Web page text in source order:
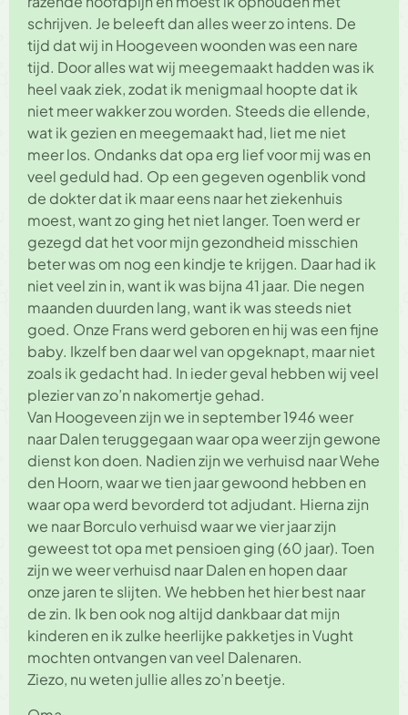
schrijven. Je beleeft dan alles weer zo intens. De
tijd dat wij in Hoogeveen woonden was een nare
tijd. Door alles wat wij meegemaakt hadden was ik
heel vaak ziek, zodat ik menigmaal hoopte dat ik
niet meer wakker zou worden. Steeds die ellende,
wat ik gezien en meegemaakt had, liet me niet
meer los. Ondanks dat opa erg lief voor mij was en
veel geduld had. Op een gegeven ogenblik vond
de dokter dat ik maar eens naar het ziekenhuis
moest, want zo ging het niet langer. Toen werd er
gezegd dat het voor mijn gezondheid misschien
beter was om nog een kindje te krijgen. Daar had ik
niet veel zin in, want ik was bijna 41 jaar. Die negen
maanden duurden lang, want ik was steeds niet
goed. Onze Frans werd geboren en hij was een fijne
baby. Ikzelf ben daar wel van opgeknapt, maar niet
zoals ik gedacht had. In ieder geval hebben wij veel
plezier van zo’n nakomertje gehad.
Van Hoogeveen zijn we in september 1946 weer
naar Dalen teruggegaan waar opa weer zijn gewone
dienst kon doen. Nadien zijn we verhuisd naar Wehe
den Hoorn, waar we tien jaar gewoond hebben en
waar opa werd bevorderd tot adjudant. Hierna zijn
we naar Borculo verhuisd waar we vier jaar zijn
geweest tot opa met pensioen ging (60 jaar). Toen
zijn we weer verhuisd naar Dalen en hopen daar
onze jaren te slijten. We hebben het hier best naar
de zin. Ik ben ook nog altijd dankbaar dat mijn
kinderen en ik zulke heerlijke pakketjes in Vught
mochten ontvangen van veel Dalenaren.
Ziezo, nu weten jullie alles zo’n beetje.